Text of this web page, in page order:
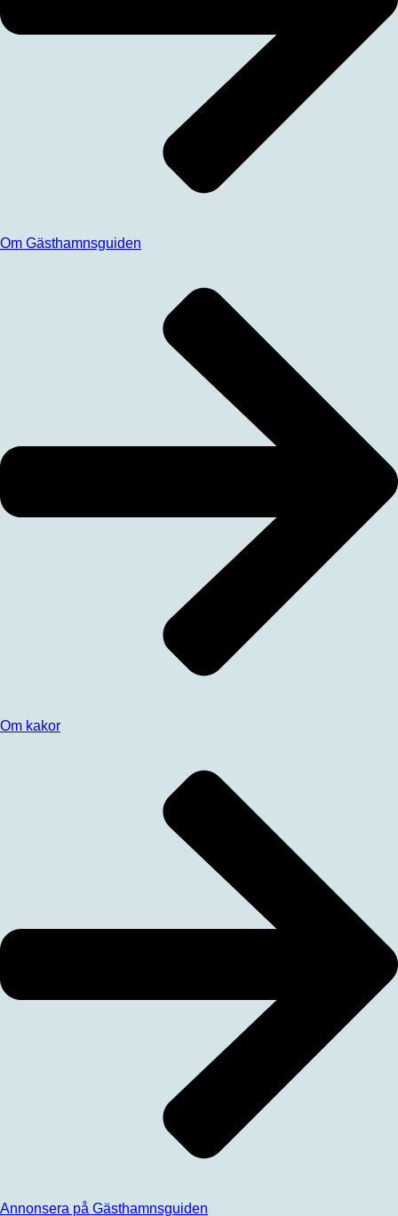
Om Gästhamnsguiden
Om kakor
Annonsera på Gästhamnsguiden